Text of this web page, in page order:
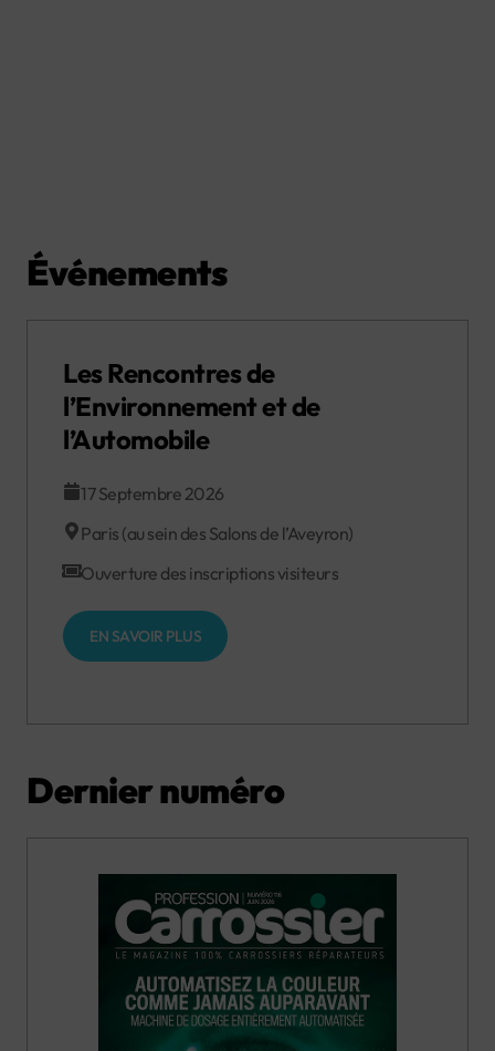
Événements
Les Rencontres de
l’Environnement et de
l’Automobile
17 Septembre 2026
Paris (au sein des Salons de l’Aveyron)
Ouverture des inscriptions visiteurs
EN SAVOIR PLUS
Dernier numéro